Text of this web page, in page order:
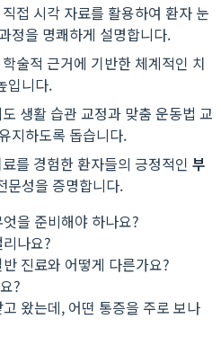
접 시각 자료를 활용하여 환자 눈
정을 명쾌하게 설명합니다.
술적 근거에 기반한 체계적인 치
입니다.
생활 습관 교정과 맞춤 운동법 교
지하도록 돕습니다.
를 경험한 환자들의 긍정적인 부
문성을 증명합니다.
을 준비해야 하나요?
나요?
진료와 어떻게 다른가요?
?
왔는데, 어떤 통증을 주로 보나